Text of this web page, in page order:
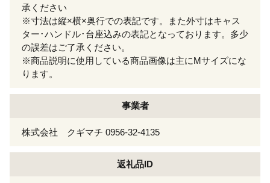
承ください
※寸法は縦×横×奥行での表記です。また外寸はキャス
ター･ハンドル･台座込みの表記となっております。多少
の誤差はご了承ください。
※商品説明に使用している商品画像は主にMサイズにな
ります。
事業者
株式会社 クギマチ 0956-32-4135
返礼品ID